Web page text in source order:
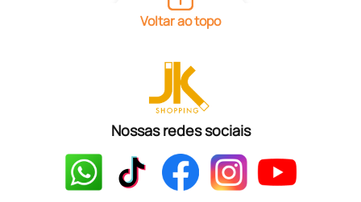
Voltar ao topo
Nossas redes sociais